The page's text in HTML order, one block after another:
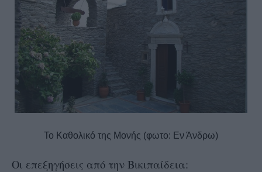
Το Καθολικό της Μονής (φωτο: Εν Άνδρω)
Οι επεξηγήσεις από την Βικιπαίδεια: